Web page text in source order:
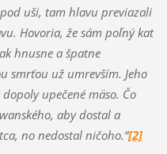
uši, tam hlavu previazali
Hovoria, že sám poľný kat
hnusne a špatne
smrťou už umrevším. Jeho
upečené mäso. Čo
aby dostal a
no nedostal ničoho.“[2]